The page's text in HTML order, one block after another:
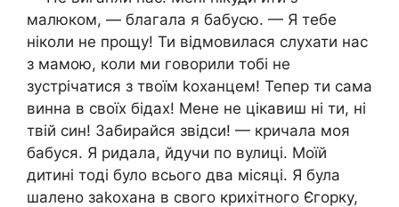
малюком, — благала я бабусю. — Я тебе
ніколи не прощу! Ти відмовилася слухати нас
з мамою, коли ми говорили тобі не
зустрічатися з твоїм kоханцем! Тепер ти сама
винна в своїх бідах! Мене не цікавиш ні ти, ні
твій син! Забирайся звідси! — кричала моя
бабуся. Я ридала, йдучи по вулиці. Моїй
дитині тоді було всього два місяці. Я була
шалено заkохана в свого крихітного Єгорку,